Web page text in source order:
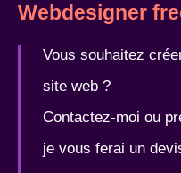
Webdesigner
Vous souhaitez
site web ?
Contactez-moi ou
je vous ferai un